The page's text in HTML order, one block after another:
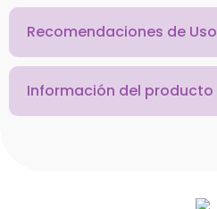
Recomendaciones de Uso
Información del producto